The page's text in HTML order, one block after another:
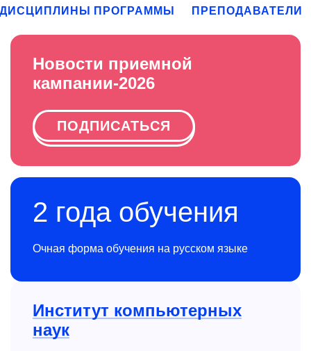
ПРОГРАММЫ ПРЕПОДАВАТЕЛИ
Новости приемной
кампании-2026
ПОДПИСАТЬСЯ
2 года обучения
Очная форма обучения на русском языке
Институт компьютерных
наук